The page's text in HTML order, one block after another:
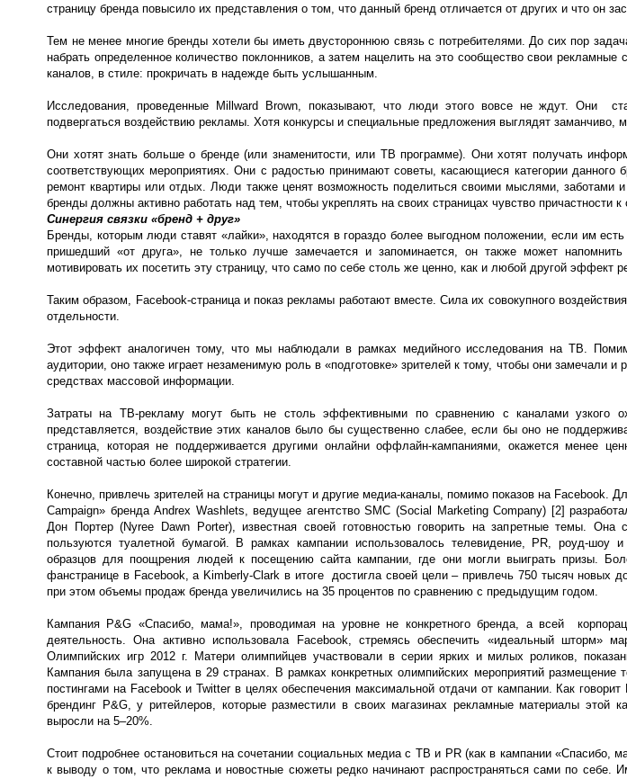
страницу бренда повысило их представления о том, что данный бренд отличается от других и что он
Тем не менее многие бренды хотели бы иметь двустороннюю связь с потребителями. До сих пор
набрать определенное количество поклонников, а затем нацелить на это сообщество свои
каналов, в стиле: прокричать в надежде быть услышанным.
Исследования, проведенные Millward Brown, показывают, что люди этого вовсе не ждут. Они
подвергаться воздействию рекламы. Хотя конкурсы и специальные предложения выглядят заманчиво,
Они хотят знать больше о бренде (или знаменитости, или ТВ программе). Они хотят получать
соответствующих мероприятиях. Они с радостью принимают советы, касающиеся категории данного
ремонт квартиры или отдых. Люди также ценят возможность поделиться своими мыслями, заботами
бренды должны активно работать над тем, чтобы укреплять на своих страницах чувство причастности к
Синергия связки «бренд + друг»
Бренды, которым люди ставят «лайки», находятся в гораздо более выгодном положении, если им есть
пришедший «от друга», не только лучше замечается и запоминается, он также может напомнить
мотивировать их посетить эту страницу, что само по себе столь же ценно, как и любой другой эффект
Таким образом, Facebook-страница и показ рекламы работают вместе. Сила их совокупного
отдельности.
Этот эффект аналогичен тому, что мы наблюдали в рамках медийного исследования на ТВ.
аудитории, оно также играет незаменимую роль в «подготовке» зрителей к тому, чтобы они замечали
средствах массовой информации.
Затраты на ТВ-рекламу могут быть не столь эффективными по сравнению с каналами узкого
представляется, воздействие этих каналов было бы существенно слабее, если бы оно не
страница, которая не поддерживается другими онлайни оффлайн-кампаниями, окажется менее
составной частью более широкой стратегии.
Конечно, привлечь зрителей на страницы могут и другие медиа-каналы, помимо показов на Facebook.
Campaign» бренда Andrex Washlets, ведущее агентство SMC (Social Marketing Company) [2]
Дон Портер (Nyree Dawn Porter), известная своей готовностью говорить на запретные темы.
пользуются туалетной бумагой. В рамках кампании использовалось телевидение, PR, роуд-шоу
образцов для поощрения людей к посещению сайта кампании, где они могли выиграть призы.
фанстранице в Facebook, а Kimberly-Clark в итоге достигла своей цели – привлечь 750 тысяч новых
при этом объемы продаж бренда увеличились на 35 процентов по сравнению с предыдущим годом.
Кампания P&G «Спасибо, мама!», проводимая на уровне не конкретного бренда, а всей
деятельность. Она активно использовала Facebook, стремясь обеспечить «идеальный шторм»
Олимпийских игр 2012 г. Матери олимпийцев участвовали в серии ярких и милых роликов,
Кампания была запущена в 29 странах. В рамках конкретных олимпийских мероприятий размещение
постингами на Facebook и Twitter в целях обеспечения максимальной отдачи от кампании. Как
брендинг P&G, у ритейлеров, которые разместили в своих магазинах рекламные материалы этой
выросли на 5–20%.
Стоит подробнее остановиться на сочетании социальных медиа с ТВ и PR (как в кампании
к выводу о том, что реклама и новостные сюжеты редко начинают распространяться сами по себе.